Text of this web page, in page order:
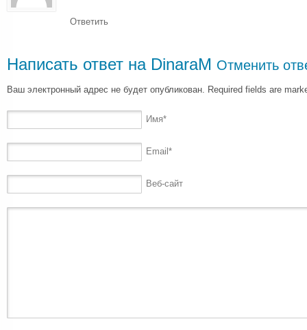
Ответить
Написать ответ на DinaraM Отменить
Ваш электронный адрес не будет опубликован. Required fields are
Имя*
Email *
Веб-сайт